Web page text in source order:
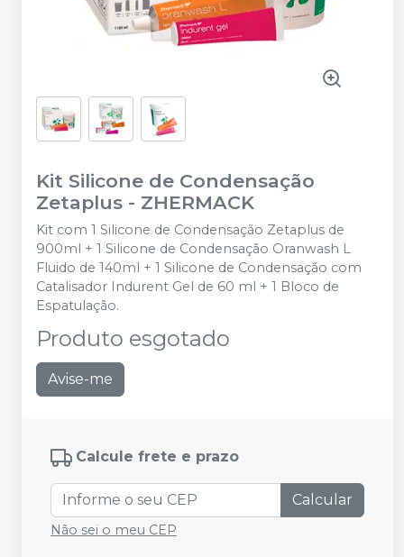
Kit Silicone de Condensação
Zetaplus - ZHERMACK
Kit com 1 Silicone de Condensação Zetaplus de
900ml + 1 Silicone de Condensação Oranwash L
Fluido de 140ml + 1 Silicone de Condensação com
Catalisador Indurent Gel de 60 ml + 1 Bloco de
Espatulação.
Produto esgotado
Avise-me
Calcule frete e prazo
Calcular
Não sei o meu CEP